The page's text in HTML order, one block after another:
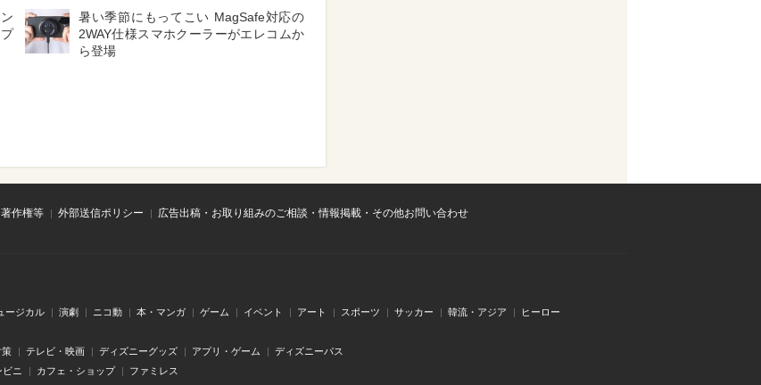
暑い季節にもってこい MagSafe対応の
2WAY仕様スマホクーラーがエレコムか
ら登場
作権等 外部送信ポリシー
広告出稿・お取り組みのご相談・情報掲載・その他お問い合わせ
ージカル 演劇 ニコ動 本・マンガ ゲーム イベント アート スポーツ サッカー 韓流・アジア ヒーロー
策 テレビ・映画 ディズニーグッズ アプリ・ゲーム ディズニーパス
ビニ カフェ・ショップ ファミレス